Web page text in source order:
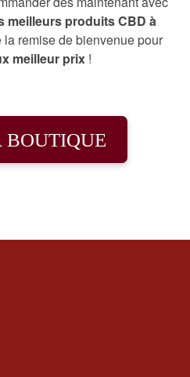
meilleurs produits CBD à
la remise de bienvenue pour
meilleur prix!